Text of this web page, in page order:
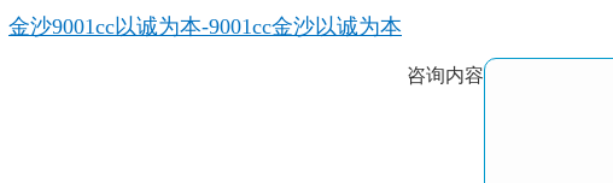
金沙9001cc以诚为本-9001cc金沙以诚为本
咨询内容